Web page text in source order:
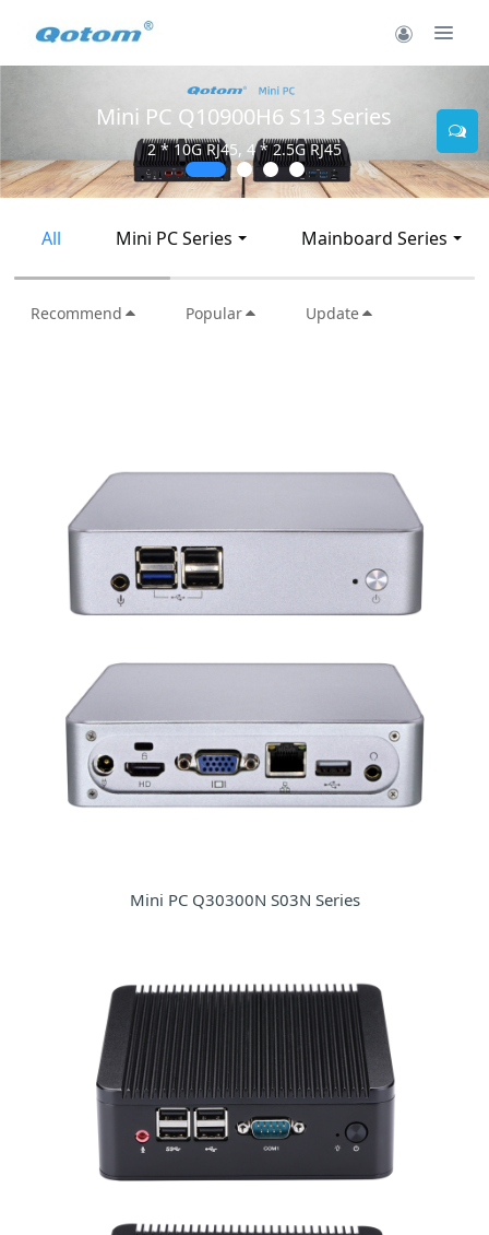
Mini PC Q10900H6 S13 Series
2 * 10G RJ45, 4 * 2.5G RJ45
All Mini PC Series Mainboard Series
Recommend Popular Update
Mini PC Q30300N S03N Series